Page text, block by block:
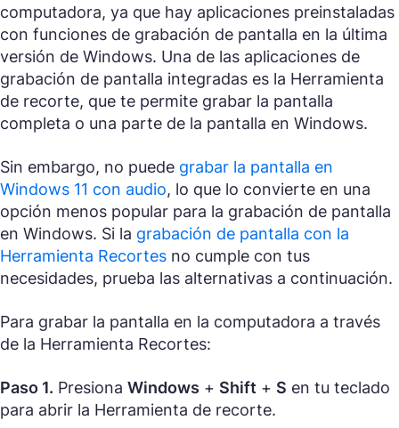
computadora, ya que hay aplicaciones preinstaladas
con funciones de grabación de pantalla en la última
versión de Windows. Una de las aplicaciones de
grabación de pantalla integradas es la Herramienta
de recorte, que te permite grabar la pantalla
completa o una parte de la pantalla en Windows.
Sin embargo, no puede grabar la pantalla en
Windows 11 con audio, lo que lo convierte en una
opción menos popular para la grabación de pantalla
en Windows. Si la grabación de pantalla con la
Herramienta Recortes no cumple con tus
necesidades, prueba las alternativas a continuación.
Para grabar la pantalla en la computadora a través
de la Herramienta Recortes:
Paso 1. Presiona Windows + Shift + S en tu teclado
para abrir la Herramienta de recorte.